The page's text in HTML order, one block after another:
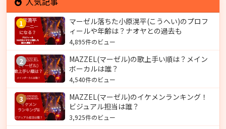
1
マーゼル落ちた小原滉平(こうへい)のプロフ
ィールや年齢は？ナオヤとの過去も
4,895件のビュー
2
MAZZEL(マーゼル)の歌上手い順は？メイン
ボーカルは誰？
4,540件のビュー
3
MAZZEL(マーゼル)のイケメンランキング！
ビジュアル担当は誰？
3,925件のビュー